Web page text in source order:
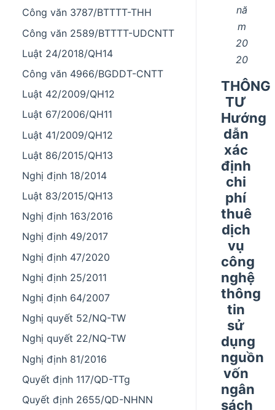
Công văn 3787/BTTTT-THH
Công văn 2589/BTTTT-UDCNTT
Luật 24/2018/QH14
Công văn 4966/BGDDT-CNTT
Luật 42/2009/QH12
Luật 67/2006/QH11
Luật 41/2009/QH12
Luật 86/2015/QH13
Nghị định 18/2014
Luật 83/2015/QH13
Nghị định 163/2016
Nghị định 49/2017
Nghị định 47/2020
Nghị định 25/2011
Nghị định 64/2007
Nghị quyết 52/NQ-TW
Nghị quyết 22/NQ-TW
Nghị định 81/2016
Quyết định 117/QD-TTg
Quyết định 2655/QD-NHNN
nă
m
20
20
THÔNG
TƯ
Hướng
dẫn
xác
định
chi
phí
thuê
dịch
vụ
công
nghệ
thông
tin
sử
dụng
nguồn
vốn
ngân
sách